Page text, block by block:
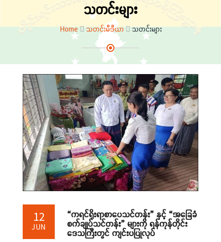
သတင်းများ
Home သတင်းမီဒီယာ သတင်းများ
12
JUN
“ကရင်ရိုးရာစာပေသင်တန်း” နှင့် “အခြေခံ
စက်ချုပ်သင်တန်း” များကို ရန်ကုန်တိုင်း
ဒေသကြီးတွင် ကျင်းပပြုလုပ်